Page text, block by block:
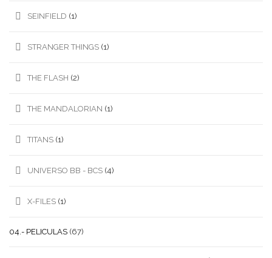
SEINFIELD (1)
STRANGER THINGS (1)
THE FLASH (2)
THE MANDALORIAN (1)
TITANS (1)
UNIVERSO BB - BCS (4)
X-FILES (1)
04.- PELICULAS (67)